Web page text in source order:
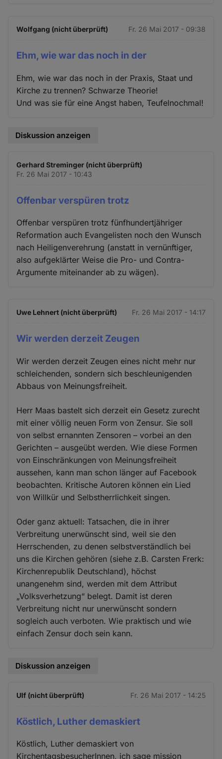
Wolfgang (nicht überprüft) Fr. 26 Mai 2017 - 09:38
Ehm, wie war das noch in der
Ehm, wie war das noch in der Praxis, Staat und
Kirche zu trennen? Schwarze Theorie!
Und was sie für eine Angst haben, Teufelnochmal!
Diskussion anzeigen
Gerhard Streminger (nicht überprüft)
Fr. 26 Mai 2017 - 10:43
Offenbar verspüren trotz
Offenbar verspüren trotz fünfhundertjähriger
Reformation auch Evangelisten noch den Wunsch
nach Heiligenverehrung (anstatt in vernünftiger,
also aufgeklärter Weise die Pro- und Contra-
Argumente miteinander ab zu wägen).
Uwe Lehnert (nicht überprüft) Fr. 26 Mai 2017 - 14:17
Wir werden derzeit Zeugen
Wir werden derzeit Zeugen eines nicht mehr nur
schleichenden, sondern sich beschleunigenden
Abbaus von Meinungsfreiheit.
Herr Maas bastelt sich derzeit ein Gesetz zurecht
mit einer völlig neuen Form von Zensur. Sie soll
von selbst ernannten Zensoren – vorbei an den
Gerichten – ausgeübt werden. Wie diese Formen
von Einschränkungen von Meinungsfreiheit
aussehen, kann man schon länger auf Facebook
beobachten. Kritische Autoren können ein Lied
von Willkür und Selbstherrlichkeit singen.
Oder ganz aktuell: Tatsachen, die in ihrer
Verbreitung unerwünscht sind, weil sie den
Herrschenden, zu denen selbstverständlich bei
uns die Kirchen gehören (siehe z.B. Carsten Frerk:
Kirchenrepublik Deutschland), höchst
unangenehm sind, werden mit dem Attribut
„Volksverhetzung“ belegt. Damit ist deren
Verbreitung nicht nur unerwünscht sondern
sogleich auch verboten. Wie praktisch und wie
einfach Zensur doch sein kann.
Diskussion anzeigen
Ulf (nicht überprüft) Fr. 26 Mai 2017 - 14:25
Köstlich, Luther demaskiert
Köstlich, Luther demaskiert von
KirchentagsbesucherInnen, ich sage mission